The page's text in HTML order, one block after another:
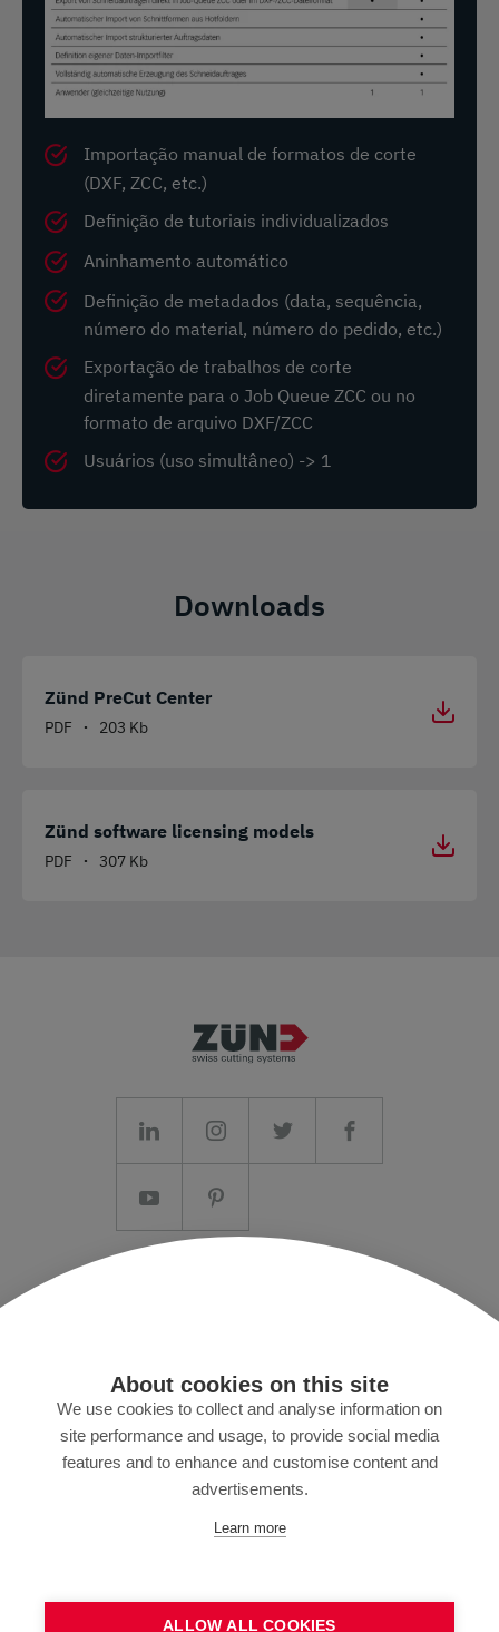
About cookies on this site
We use cookies to collect and analyse information on
site performance and usage, to provide social media
features and to enhance and customise content and
advertisements.
Learn more
ALLOW ALL COOKIES
Importação manual de formatos de corte
(DXF, ZCC, etc.)
Definição de tutoriais individualizados
Aninhamento automático
Definição de metadados (data, sequência,
número do material, número do pedido, etc.)
Exportação de trabalhos de corte
diretamente para o Job Queue ZCC ou no
formato de arquivo DXF/ZCC
Usuários (uso simultâneo) -> 1
Downloads
Zünd PreCut Center
PDF • 203 Kb
Zünd software licensing models
PDF • 307 Kb
MyZund
Assine nossa newsletter